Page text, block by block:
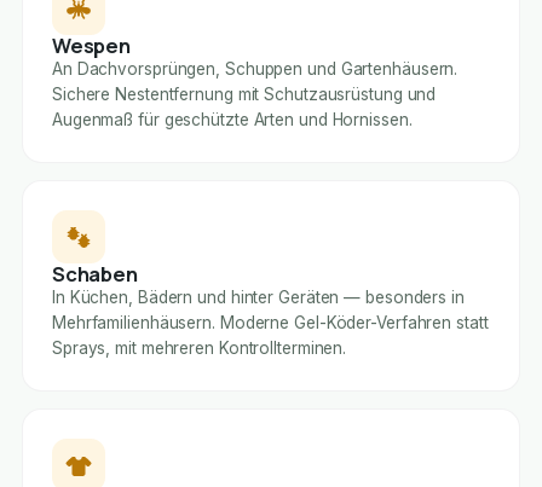
Wespen
An Dachvorsprüngen, Schuppen und Gartenhäusern.
Sichere Nestentfernung mit Schutzausrüstung und
Augenmaß für geschützte Arten und Hornissen.
Schaben
In Küchen, Bädern und hinter Geräten — besonders in
Mehrfamilienhäusern. Moderne Gel-Köder-Verfahren statt
Sprays, mit mehreren Kontrollterminen.